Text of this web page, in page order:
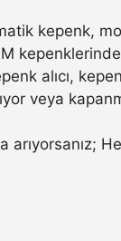
kepenk,
alıcı,
veya
arıyorsanız;